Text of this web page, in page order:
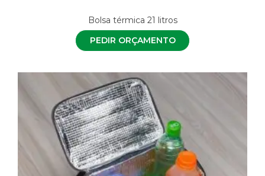
Bolsa térmica 21 litros
PEDIR ORÇAMENTO